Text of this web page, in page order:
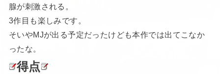
腺が刺激される。
3作目も楽しみです。
そいやMJが出る予定だったけども本作では出てこなか
ったな。
得点